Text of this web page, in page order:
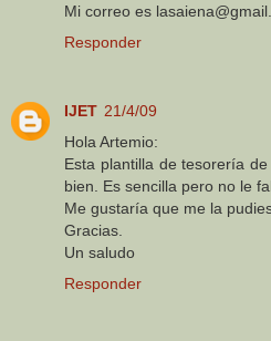
Mi correo es
Responder
IJET 21/4/09
Hola Artemio:
Esta plantilla de tesorería
bien. Es sencilla pero no le
Me gustaría que me la
Gracias.
Un saludo
Responder